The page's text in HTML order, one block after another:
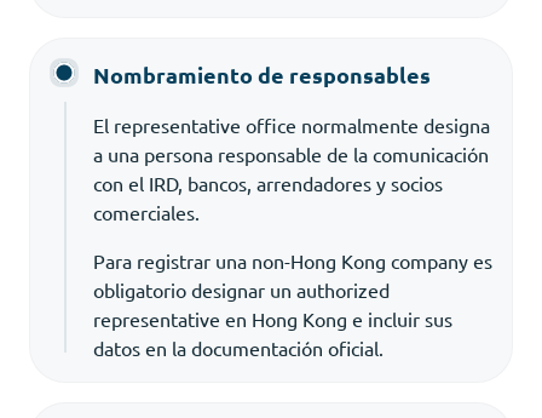
Nombramiento de responsables
El representative office normalmente designa
a una persona responsable de la comunicación
con el IRD, bancos, arrendadores y socios
comerciales.
Para registrar una non-Hong Kong company es
obligatorio designar un authorized
representative en Hong Kong e incluir sus
datos en la documentación oficial.